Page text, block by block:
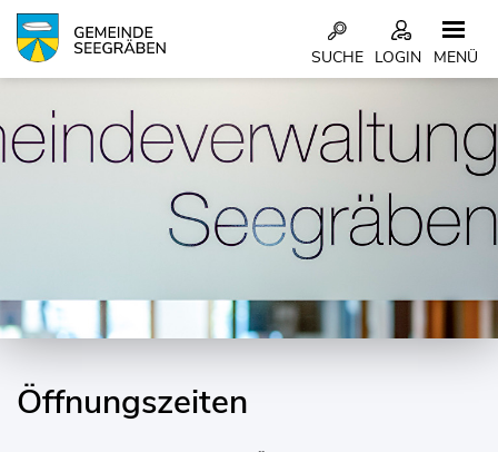
Kopfzeile
LOGIN
SUCHE MENÜ
Öffnungszeiten